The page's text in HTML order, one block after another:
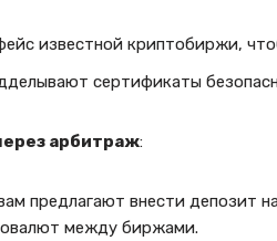
известной криптобиржи,
сертификаты
арбитраж:
предлагают внести депозит
между биржами.